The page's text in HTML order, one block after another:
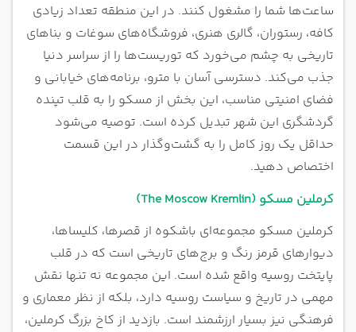
ساعت‌ها شما را مشغول کنند. در این منطقه تعداد زیادی
کافه، رستوران، گالری هنری، فروشگاه‌های سوغات و بناهای
تاریخی به چشم می‌خورد که توریست‌ها را از سراسر دنیا
جذب می‌کند. دسترسی آسان با مترو، برنامه‌های خیابانی و
فضای امنیتی مناسب، این بخش از مسکو را به قلب تپنده
گردشگری این شهر تبدیل کرده است. توصیه می‌شود
حداقل یک روز کامل را به گشت‌وگذار در این قسمت
اختصاص دهید.
کرملین مسکو (The Moscow Kremlin)
کرملین مسکو مجموعه‌ای باشکوه از قصرها، کلیساها،
دیوارهای قرمز رنگ و برج‌های تاریخی است که در قلب
پایتخت روسیه واقع شده است. این مجموعه نه تنها نقش
مهمی در تاریخ و سیاست روسیه دارد، بلکه از نظر معماری و
فرهنگی نیز بسیار ارزشمند است. بازدید از کاخ بزرگ کرملین،